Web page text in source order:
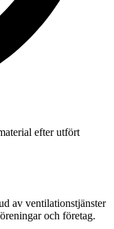
efter utfört
av ventilationstjänster
och företag.